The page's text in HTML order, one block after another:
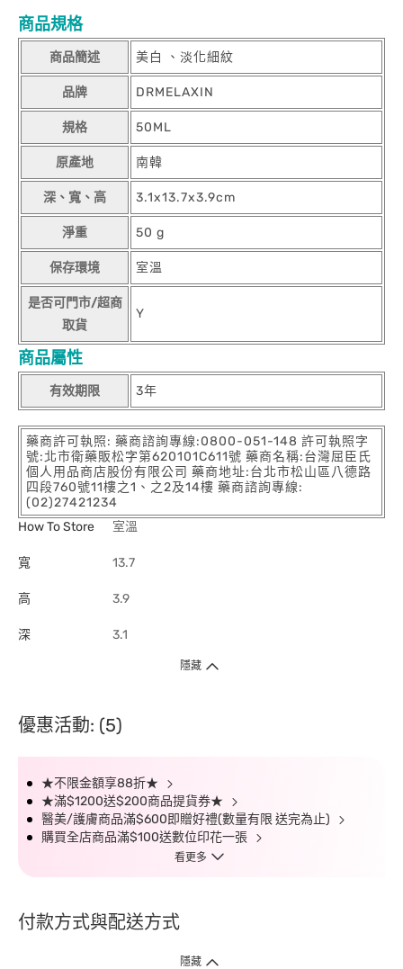
商品規格
商品簡述 美白 、淡化細紋
品牌 DRMELAXIN
規格 50ML
原產地 南韓
深、寬、高 3.1x13.7x3.9cm
淨重 50 g
保存環境 室溫
是否可門市/超商
取貨
Y
商品屬性
有效期限 3年
藥商許可執照: 藥商諮詢專線:0800-051-148 許可執照字
號:北市衛藥販松字第620101C611號 藥商名稱:台灣屈臣氏
個人用品商店股份有限公司 藥商地址:台北市松山區八德路
四段760號11樓之1、之2及14樓 藥商諮詢專線:
(02)27421234
How To Store
室溫
寬 13.7
高 3.9
深 3.1
隱藏
優惠活動: (5)
★不限金額享88折★
★滿$1200送$200商品提貨券★
醫美/護膚商品滿$600即贈好禮(數量有限 送完為止)
購買全店商品滿$100送數位印花一張
看更多
付款方式與配送方式
隱藏